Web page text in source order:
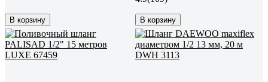
В корзину В корзину